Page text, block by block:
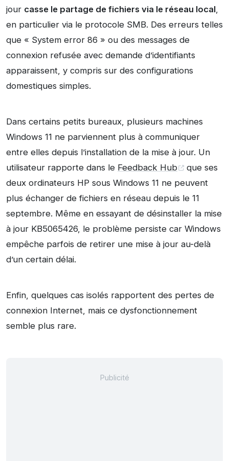
jour casse le partage de fichiers via le réseau local,
en particulier via le protocole SMB. Des erreurs telles
que « System error 86 » ou des messages de
connexion refusée avec demande d’identifiants
apparaissent, y compris sur des configurations
domestiques simples.
Dans certains petits bureaux, plusieurs machines
Windows 11 ne parviennent plus à communiquer
entre elles depuis l’installation de la mise à jour. Un
utilisateur rapporte dans le Feedback Hub
que ses
deux ordinateurs HP sous Windows 11 ne peuvent
plus échanger de fichiers en réseau depuis le 11
septembre. Même en essayant de désinstaller la mise
à jour KB5065426, le problème persiste car Windows
empêche parfois de retirer une mise à jour au-delà
d’un certain délai.
Enfin, quelques cas isolés rapportent des pertes de
connexion Internet, mais ce dysfonctionnement
semble plus rare.